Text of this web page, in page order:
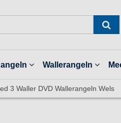
Wallerangeln
3 Waller DVD Wallerangeln Wels